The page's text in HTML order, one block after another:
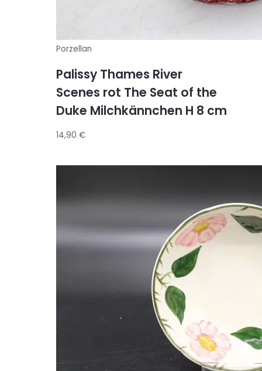
Porzellan
Palissy Thames River
Scenes rot The Seat of the
Duke Milchkännchen H 8 cm
14,90€